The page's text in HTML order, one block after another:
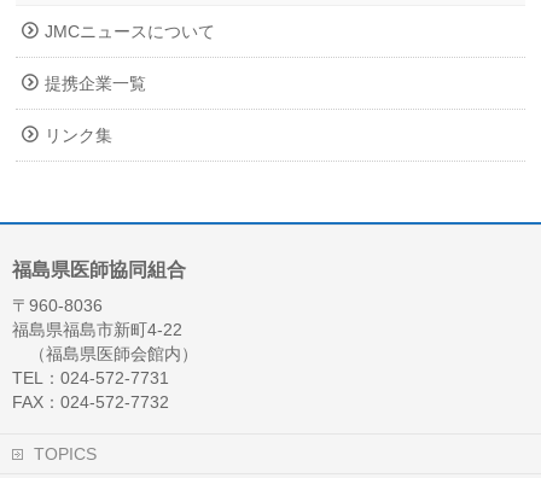
JMCニュースについて
提携企業一覧
リンク集
福島県医師協同組合
〒960-8036
福島県福島市新町4-22
（福島県医師会館内）
TEL：024-572-7731
FAX：024-572-7732
TOPICS